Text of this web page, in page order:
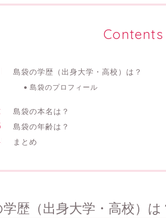
Contents
島袋の学歴（出身大学・高校）は？
島袋のプロフィール
島袋の本名は？
島袋の年齢は？
まとめ
歴（出身大学・高校）は